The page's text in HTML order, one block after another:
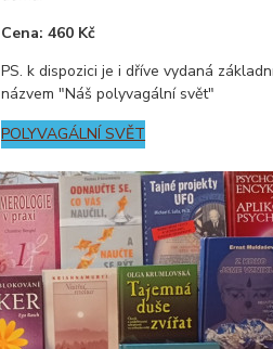
Cena: 460 Kč
PS. k dispozici je i dříve vydaná
názvem "Náš polyvagální svět"
POLYVAGÁLNÍ SVĚT